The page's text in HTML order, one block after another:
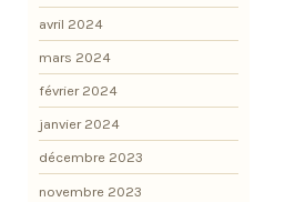
avril 2024
mars 2024
février 2024
janvier 2024
décembre 2023
novembre 2023